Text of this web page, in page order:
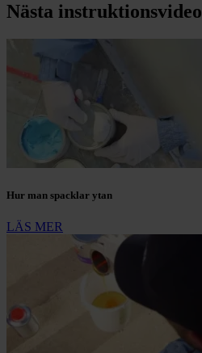
Nästa instruktionsvideo
Hur man spacklar ytan
LÄS MER